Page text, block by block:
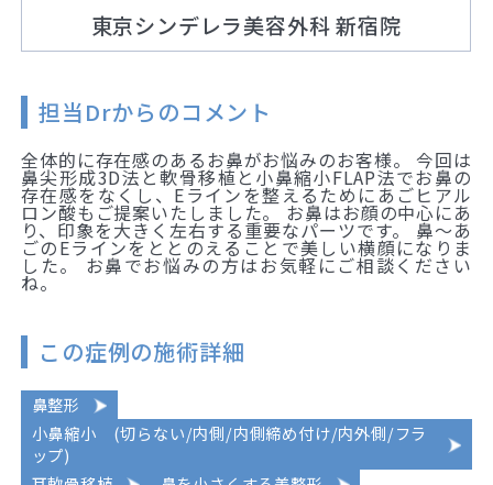
東京シンデレラ美容外科 新宿院
担当Drからのコメント
全体的に存在感のあるお鼻がお悩みのお客様。 今回は
鼻尖形成3D法と軟骨移植と小鼻縮小FLAP法でお鼻の
存在感をなくし、Eラインを整えるためにあごヒアル
ロン酸もご提案いたしました。 お鼻はお顔の中心にあ
り、印象を大きく左右する重要なパーツです。 鼻～あ
ごのEラインをととのえることで美しい横顔になりま
した。 お鼻でお悩みの方はお気軽にご相談ください
ね。
この症例の施術詳細
鼻整形
小鼻縮小 (切らない/内側/内側締め付け/内外側/フラ
ップ)